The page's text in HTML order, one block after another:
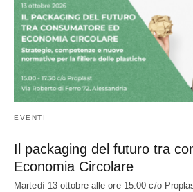
EVENTI
Il packaging del futuro tra
Economia Circolare
Martedì 13 ottobre alle ore 15:00 c/o